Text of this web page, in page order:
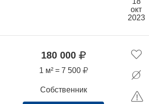
окт
2023
180 000
1 м² = 7 500
Собственник